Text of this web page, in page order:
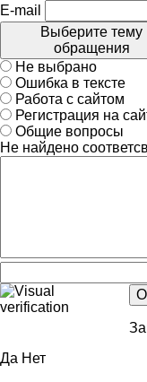
E-mail
Выберите тему
обращения
Не выбрано
Ошибка в тексте
Работа с сайтом
Регистрация на
Общие вопросы
Не найдено
Да Нет